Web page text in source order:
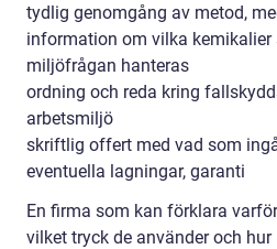
tydlig genomgång av metod,
information om vilka
miljöfrågan hanteras
ordning och reda kring
arbetsmiljö
skriftlig offert med vad som
eventuella lagningar, garanti
En firma som kan förklara
vilket tryck de använder och